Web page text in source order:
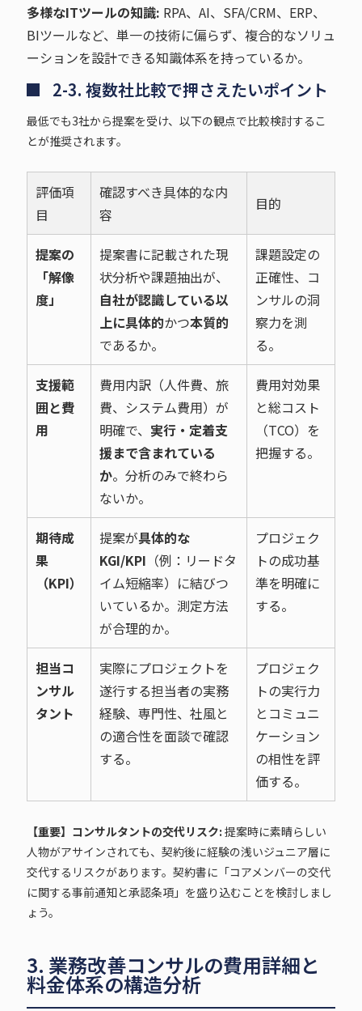
多様なITツールの知識: RPA、AI、SFA/CRM、ERP、
BIツールなど、単一の技術に偏らず、複合的なソリュ
ーションを設計できる知識体系を持っているか。
2-3. 複数社比較で押さえたいポイント
最低でも3社から提案を受け、以下の観点で比較検討するこ
とが推奨されます。
評価項
目
確認すべき具体的な内
容
目的
提案の
「解像
度」
提案書に記載された現
状分析や課題抽出が、
自社が認識している以
上に具体的かつ本質的
であるか。
課題設定の
正確性、コ
ンサルの洞
察力を測
る。
支援範
囲と費
用
費用内訳（人件費、旅
費、システム費用）が
明確で、 実行・定着支
援まで含まれている
か。分析のみで終わら
ないか。
費用対効果
と総コスト
（TCO）を
把握する。
期待成
果
（KPI）
提案が具体的な
KGI/KPI （例：リードタ
イム短縮率）に結びつ
いているか。測定方法
が合理的か。
プロジェク
トの成功基
準を明確に
する。
担当コ
ンサル
タント
実際にプロジェクトを
遂行する担当者の実務
経験、専門性、社風と
の適合性を面談で確認
する。
プロジェク
トの実行力
とコミュニ
ケーション
の相性を評
価する。
【重要】コンサルタントの交代リスク: 提案時に素晴らしい
人物がアサインされても、契約後に経験の浅いジュニア層に
交代するリスクがあります。契約書に「コアメンバーの交代
に関する事前通知と承認条項」を盛り込むことを検討しまし
ょう。
3. 業務改善コンサルの費用詳細と
料金体系の構造分析